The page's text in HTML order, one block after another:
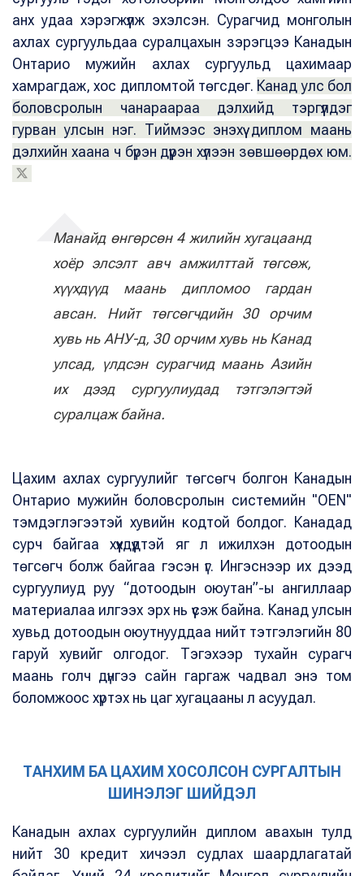
анх удаа хэрэгжүүлж эхэлсэн. Сурагчид монголын
ахлах сургуульдаа суралцахын зэрэгцээ Канадын
Онтарио мужийн ахлах сургуульд цахимаар
хамрагдаж, хос дипломтой төгсдөг. Канад улс бол
боловсролын чанараараа дэлхийд тэргүүлдэг
гурван улсын нэг. Тиймээс энэхүү диплом маань
дэлхийн хаана ч бүрэн дүүрэн хүлээн зөвшөөрдөх юм.
Манайд өнгөрсөн 4 жилийн хугацаанд
хоёр элсэлт авч амжилттай төгсөж,
хүүхдүүд маань дипломоо гардан
авсан. Нийт төгсөгчдийн 30 орчим
хувь нь АНУ-д, 30 орчим хувь нь Канад
улсад, үлдсэн сурагчид маань Азийн
их дээд сургуулиудад тэтгэлэгтэй
суралцаж байна.
Цахим ахлах сургуулийг төгсөгч болгон Канадын
Онтарио мужийн боловсролын системийн "OEN"
тэмдэглэгээтэй хувийн кодтой болдог. Канадад
сурч байгаа хүүхдүүдтэй яг л ижилхэн дотоодын
төгсөгч болж байгаа гэсэн үг. Ингэснээр их дээд
сургуулиуд руу “дотоодын оюутан”-ы ангиллаар
материалаа илгээх эрх нь үүсэж байна. Канад улсын
хувьд дотоодын оюутнууддаа нийт тэтгэлэгийн 80
гаруй хувийг олгодог. Тэгэхээр тухайн сурагч
маань голч дүнгээ сайн гаргаж чадвал энэ том
боломжоос хүртэх нь цаг хугацааны л асуудал.
ТАНХИМ БА ЦАХИМ ХОСОЛСОН СУРГАЛТЫН
ШИНЭЛЭГ ШИЙДЭЛ
Канадын ахлах сургуулийн диплом авахын тулд
нийт 30 кредит хичээл судлах шаардлагатай